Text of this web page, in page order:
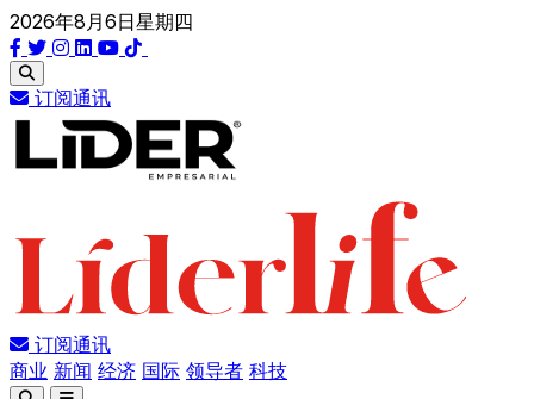
2026年8月6日星期四
订阅通讯
订阅通讯
商业 新闻 经济 国际 领导者 科技